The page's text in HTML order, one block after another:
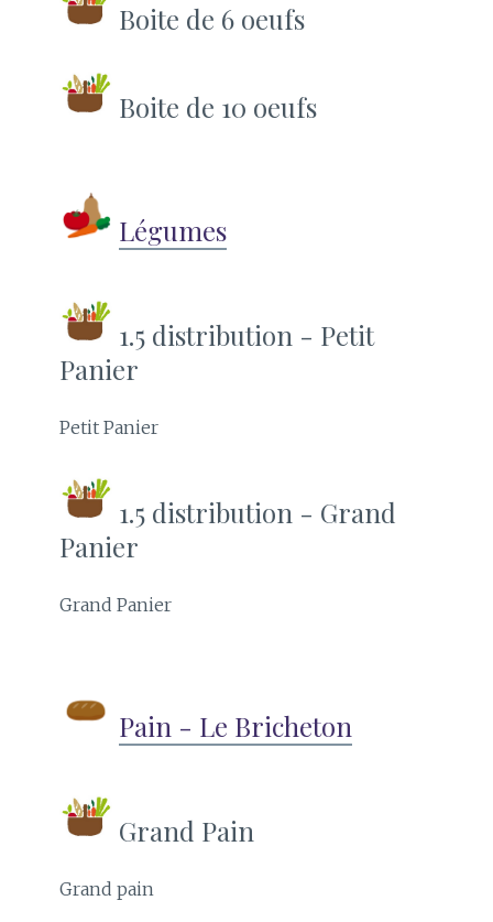
Boite de 6 oeufs
Boite de 10 oeufs
Légumes
1.5 distribution - Petit
Panier
Petit Panier
1.5 distribution - Grand
Panier
Grand Panier
Pain - Le Bricheton
Grand Pain
Grand pain